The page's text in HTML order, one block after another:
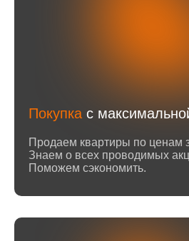
Покупка с
Продаем квартиры по ценам
Знаем о всех проводимых
Поможем сэкономить.